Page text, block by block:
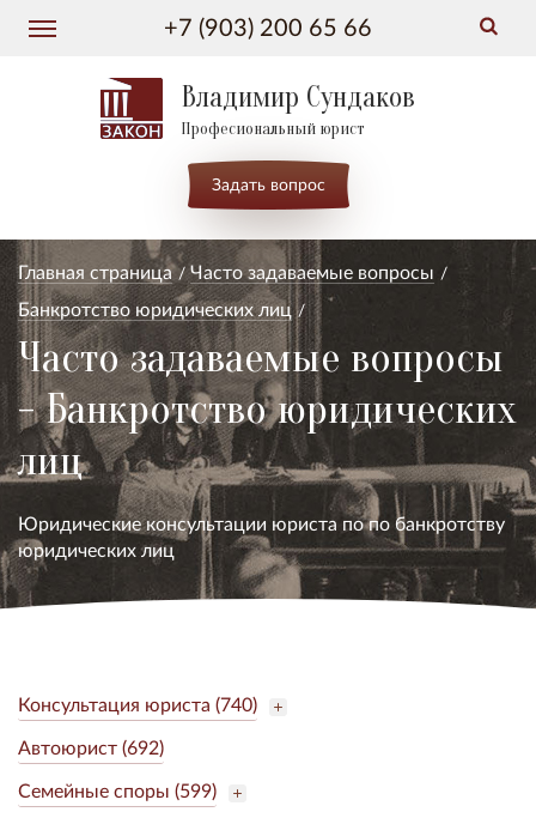
+7 (903) 200 65 66
Владимир Сундаков
Професиональный юрист
Задать вопрос
Главная страница
Часто задаваемые вопросы
Банкротство юридических лиц
Часто задаваемые вопросы
- Банкротство юридических
лиц
Юридические консультации юриста по по банкротству
юридических лиц
Консультация юриста (740)
Автоюрист (692)
Семейные споры (599)